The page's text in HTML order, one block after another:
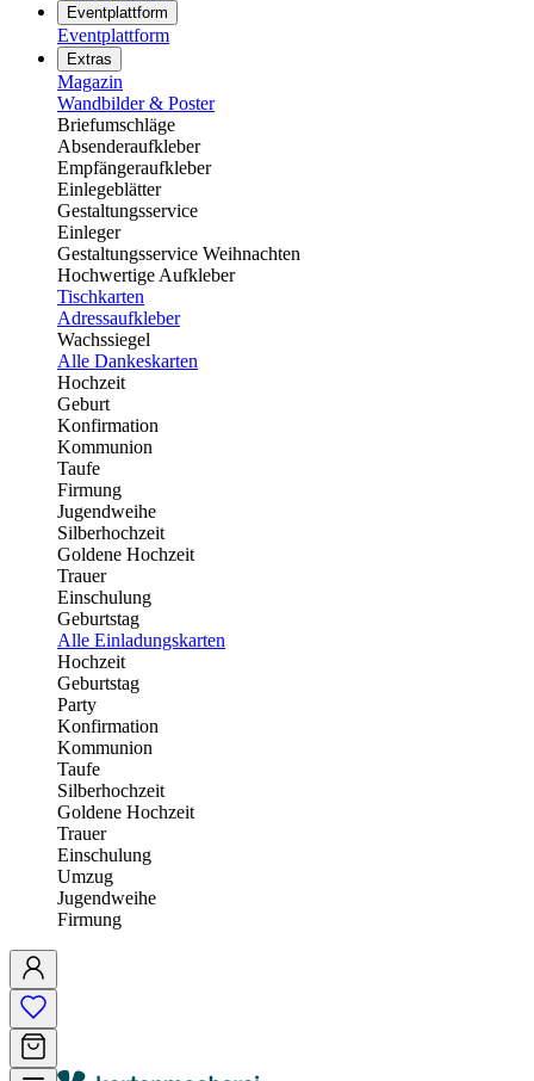
Eventplattform
Eventplattform
Extras
Magazin
Wandbilder & Poster
Briefumschläge
Absenderaufkleber
Empfängeraufkleber
Einlegeblätter
Gestaltungsservice
Einleger
Gestaltungsservice Weihnachten
Hochwertige Aufkleber
Tischkarten
Adressaufkleber
Wachssiegel
Alle Dankeskarten
Hochzeit
Geburt
Konfirmation
Kommunion
Taufe
Firmung
Jugendweihe
Silberhochzeit
Goldene Hochzeit
Trauer
Einschulung
Geburtstag
Alle Einladungskarten
Hochzeit
Geburtstag
Party
Konfirmation
Kommunion
Taufe
Silberhochzeit
Goldene Hochzeit
Trauer
Einschulung
Umzug
Jugendweihe
Firmung